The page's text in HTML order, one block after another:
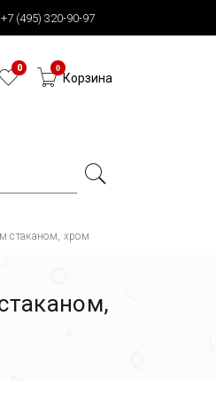
+7 (495) 320-90-97
0 0
Корзина
стаканом, хром